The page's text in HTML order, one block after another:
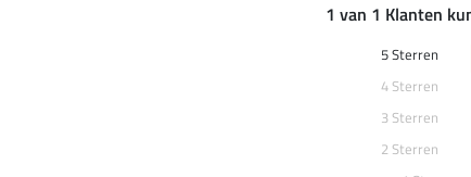
1 van 1 Klanten
5 Sterren
4 Sterren
3 Sterren
2 Sterren